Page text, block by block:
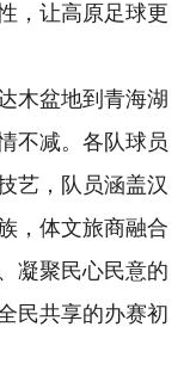
，让高原足球更
盆地到青海湖
不减。各队球员
艺，队员涵盖汉
，体文旅商融合
凝聚民心民意的
民共享的办赛初